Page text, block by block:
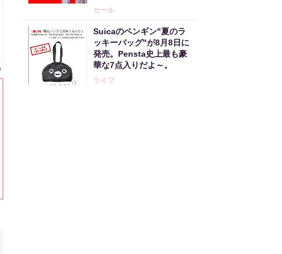
セール
Suicaのペンギン"夏のラ
ッキーバッグ"が8月8日に
発売。Pensta史上最も豪
華な7点入りだよ～。
ライフ